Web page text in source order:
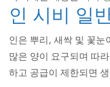
인 시비 일
인은 뿌리, 새싹 및 꽃눈
많은 양이 요구되며 따
하고 공급이 제한되면